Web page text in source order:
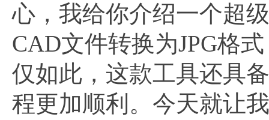
心，我给你介绍一个超
CAD文件转换为JPG格
仅如此，这款工具还具
程更加顺利。今天就让